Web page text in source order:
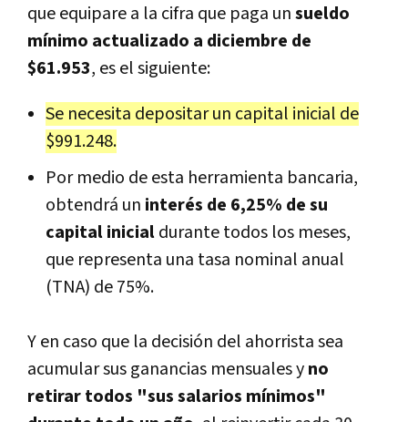
que equipare a la cifra que paga unsueldo
mínimo actualizado a diciembre de
$61.953, es el siguiente:
Se necesita depositar un capital inicial de
$991.248.
Por medio de esta herramienta bancaria,
obtendrá un interés de 6,25% de su
capital inicialdurante todos los meses,
que representa una tasa nominal anual
(TNA) de 75%.
Y en caso que la decisión del ahorrista sea
acumular sus ganancias mensuales yno
retirar todos "sus salarios mínimos"